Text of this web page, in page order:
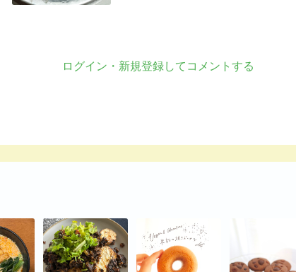
ログイン・新規登録してコメントする